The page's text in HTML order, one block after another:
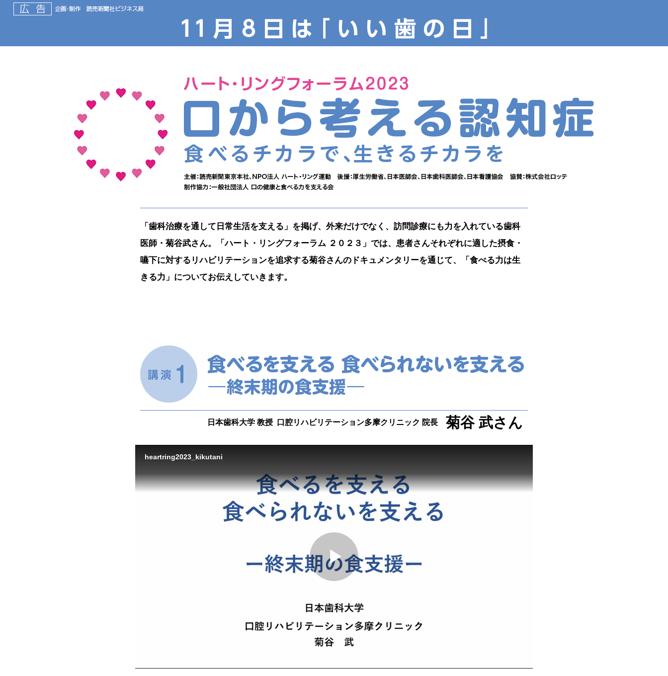
「歯科治療を通して日常生活を支える」を掲げ、外来だけでなく、訪問診療にも力を入れている歯科
医師・菊谷武さん。「ハート・リングフォーラム ２０２３」では、患者さんそれぞれに適した摂食・
嚥下に対するリハビリテーションを追求する菊谷さんのドキュメンタリーを通じて、「食べる力は生
きる力」についてお伝えしていきます。
日本歯科大学 教授 口腔リハビリテーション多摩クリニック 院長 菊谷 武さん
heartring2023_kikutani
Play
Video